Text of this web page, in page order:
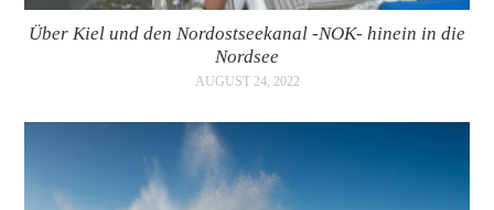
Über Kiel und den Nordostseekanal -NOK- hinein in die
Nordsee
AUGUST 24, 2022